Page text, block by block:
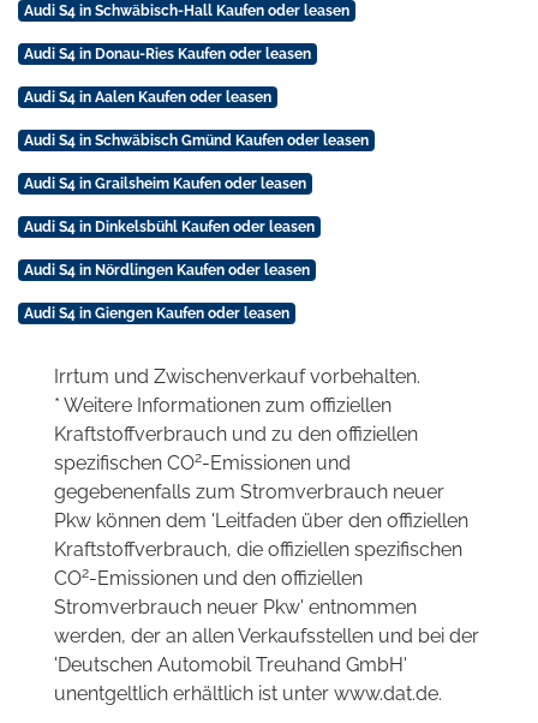
Audi S4 in Schwäbisch-Hall Kaufen oder leasen
Audi S4 in Donau-Ries Kaufen oder leasen
Audi S4 in Aalen Kaufen oder leasen
Audi S4 in Schwäbisch Gmünd Kaufen oder leasen
Audi S4 in Grailsheim Kaufen oder leasen
Audi S4 in Dinkelsbühl Kaufen oder leasen
Audi S4 in Nördlingen Kaufen oder leasen
Audi S4 in Giengen Kaufen oder leasen
Irrtum und Zwischenverkauf vorbehalten.
* Weitere Informationen zum offiziellen
Kraftstoffverbrauch und zu den offiziellen
spezifischen CO2-Emissionen und
gegebenenfalls zum Stromverbrauch neuer
Pkw können dem 'Leitfaden über den offiziellen
Kraftstoffverbrauch, die offiziellen spezifischen
CO2-Emissionen und den offiziellen
Stromverbrauch neuer Pkw' entnommen
werden, der an allen Verkaufsstellen und bei der
'Deutschen Automobil Treuhand GmbH'
unentgeltlich erhältlich ist unter www.dat.de.